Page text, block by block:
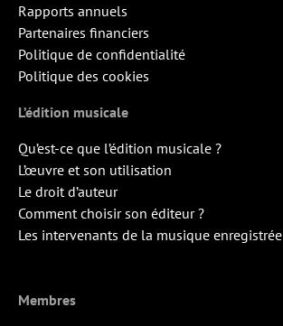
Rapports annuels
Partenaires financiers
Politique de confidentialité
Politique des cookies
L’édition musicale
Qu’est-ce que l’édition musicale ?
L’œuvre et son utilisation
Le droit d’auteur
Comment choisir son éditeur ?
Les intervenants de la musique enregistrée
Membres